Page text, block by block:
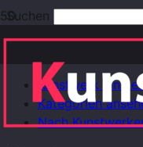
Suchen
Kunstwerk
Kategorien
Nach